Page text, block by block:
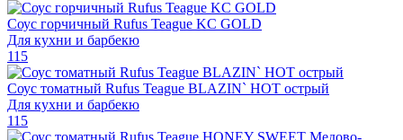
Соус горчичный Rufus Teague KC GOLD
Для кухни и барбекю
115
Соус томатный Rufus Teague BLAZIN` HOT острый
Для кухни и барбекю
115